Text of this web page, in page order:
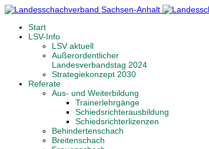
Start
LSV-Info
LSV aktuell
Außerordentlicher
Landesverbandstag 2024
Strategiekonzept 2030
Referate
Aus- und Weiterbildung
Trainerlehrgänge
Schiedsrichterausbildung
Schiedsrichterlizenzen
Behindertenschach
Breitenschach